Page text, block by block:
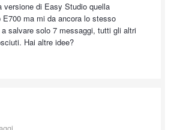
versione di Easy Studio quella
ma mi da ancora lo stesso
salvare solo 7 messaggi, tutti gli altri
Hai altre idee?